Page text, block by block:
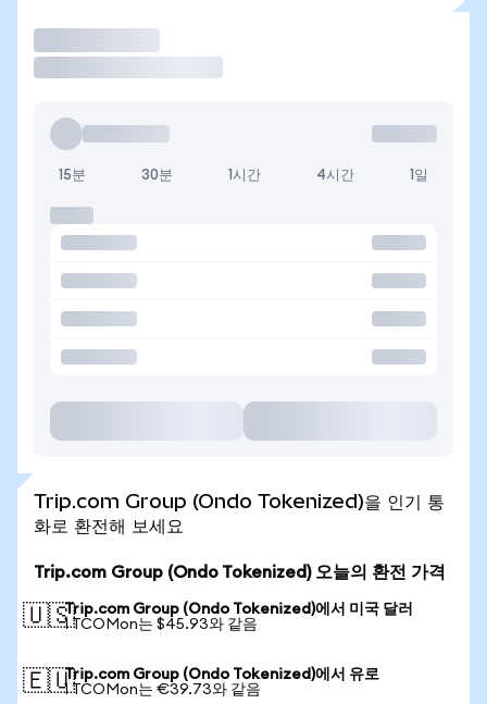
15분 30분 1시간 4시간 1일
Trip.com Group (Ondo Tokenized)을 인기 통
화로 환전해 보세요
Trip.com Group (Ondo Tokenized) 오늘의 환전 가격
🇺🇸Trip.com Group (Ondo Tokenized)에서 미국 달러
1 TCOMon는 $45.93와 같음
🇪🇺Trip.com Group (Ondo Tokenized)에서 유로
1 TCOMon는 €39.73와 같음